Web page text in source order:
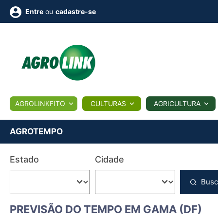
BIOLÓGICOS COTAÇÕES NOTÍCIAS
Conversor Colunistas Eventos
Vídeos
Entre ou cadastre-se
AGROLINKFITO CULTURAS AGRICULTURA
AGROTEMPO
Estado Cidade
PREVISÃO DO TEMPO EM GAMA (DF)